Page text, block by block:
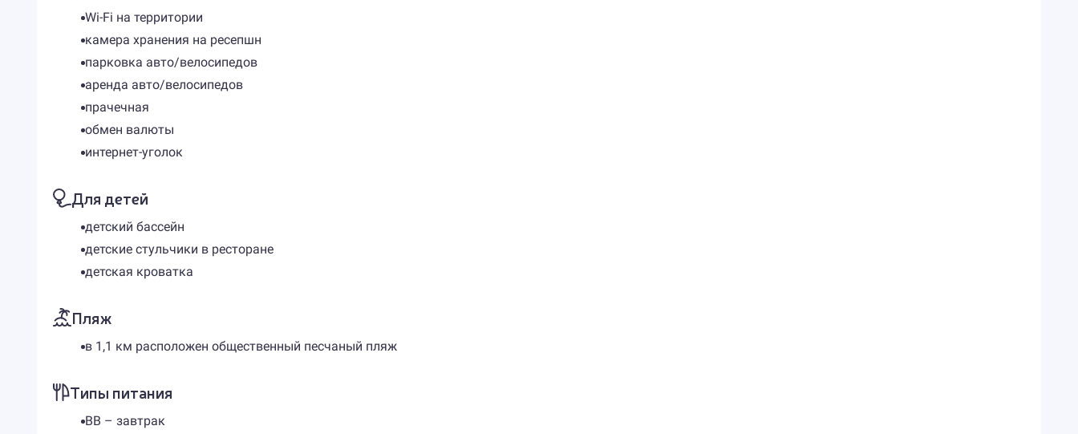
Wi-Fi на территории
камера хранения на ресепшн
парковка авто/велосипедов
аренда авто/велосипедов
прачечная
обмен валюты
интернет-уголок
Для детей
детский бассейн
детские стульчики в ресторане
детская кроватка
Пляж
в 1,1 км расположен общественный песчаный пляж
Типы питания
BB – завтрак